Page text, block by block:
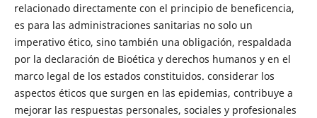
relacionado directamente con el principio de beneficencia,
es para las administraciones sanitarias no solo un
imperativo ético, sino también una obligación, respaldada
por la declaración de Bioética y derechos humanos y en el
marco legal de los estados constituidos. considerar los
aspectos éticos que surgen en las epidemias, contribuye a
mejorar las respuestas personales, sociales y profesionales